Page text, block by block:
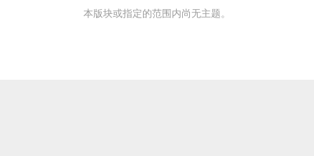
本版块或指定的范围内尚无主题。